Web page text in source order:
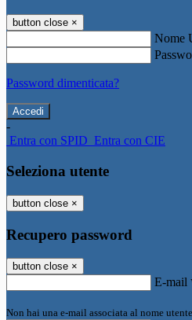
button close ×
Nome
Password dimenticata?
-
Entra con SPID Entra con CIE
Seleziona utente
button close ×
Recupero password
button close ×
E-mail
Non hai una e-mail associata al nome